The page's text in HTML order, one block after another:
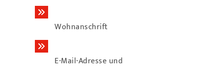
Wohnanschrift
E-Mail-Adresse und